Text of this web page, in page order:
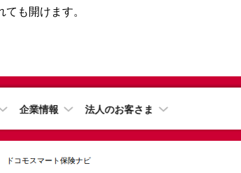
も開けます。